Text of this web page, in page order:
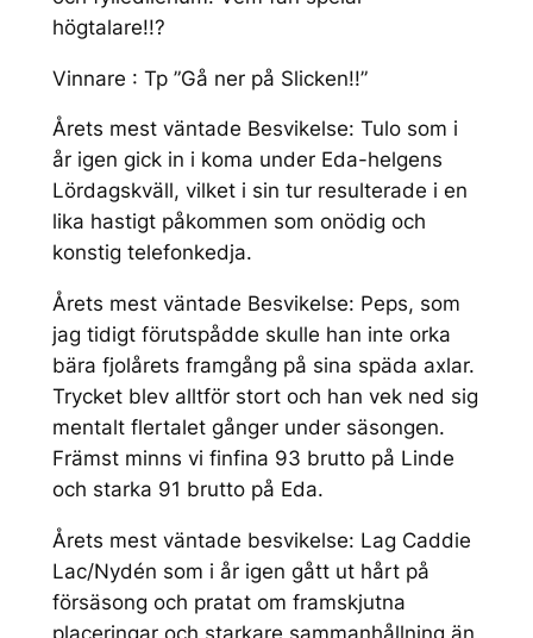
högtalare!!?
Vinnare : Tp ”Gå ner på Slicken!!”
Årets mest väntade Besvikelse: Tulo som i
år igen gick in i koma under Eda-helgens
Lördagskväll, vilket i sin tur resulterade i en
lika hastigt påkommen som onödig och
konstig telefonkedja.
Årets mest väntade Besvikelse: Peps, som
jag tidigt förutspådde skulle han inte orka
bära fjolårets framgång på sina späda axlar.
Trycket blev alltför stort och han vek ned sig
mentalt flertalet gånger under säsongen.
Främst minns vi finfina 93 brutto på Linde
och starka 91 brutto på Eda.
Årets mest väntade besvikelse: Lag Caddie
Lac/Nydén som i år igen gått ut hårt på
försäsong och pratat om framskjutna